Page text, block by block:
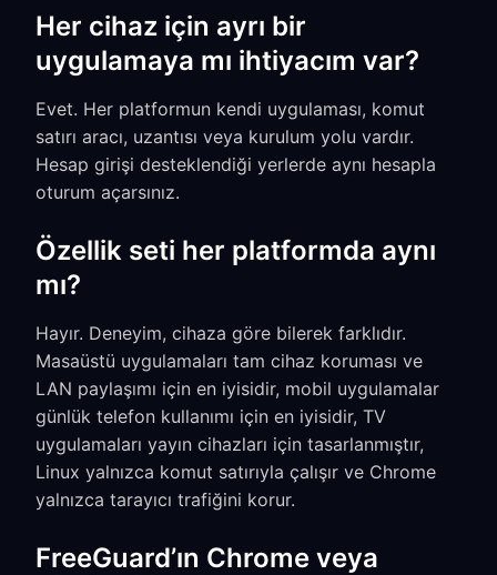
Her cihaz için ayrı bir
uygulamaya mı ihtiyacım var?
Evet. Her platformun kendi uygulaması, komut
satırı aracı, uzantısı veya kurulum yolu vardır.
Hesap girişi desteklendiği yerlerde aynı hesapla
oturum açarsınız.
Özellik seti her platformda aynı
mı?
Hayır. Deneyim, cihaza göre bilerek farklıdır.
Masaüstü uygulamaları tam cihaz koruması ve
LAN paylaşımı için en iyisidir, mobil uygulamalar
günlük telefon kullanımı için en iyisidir, TV
uygulamaları yayın cihazları için tasarlanmıştır,
Linux yalnızca komut satırıyla çalışır ve Chrome
yalnızca tarayıcı trafiğini korur.
FreeGuard’ın Chrome veya